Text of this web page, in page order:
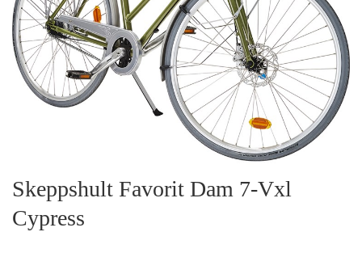
Skeppshult Favorit Dam 7-Vxl
Cypress